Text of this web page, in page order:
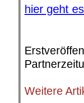
hier geht
Weitere